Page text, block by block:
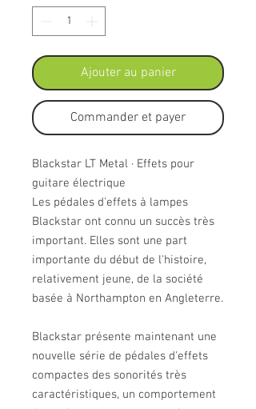
Ajouter au panier
Commander et payer
Blackstar LT Metal · Effets pour
guitare électrique
Les pédales d'effets à lampes
Blackstar ont connu un succès très
important. Elles sont une part
importante du début de l'histoire,
relativement jeune, de la société
basée à Northampton en Angleterre.
Blackstar présente maintenant une
nouvelle série de pédales d'effets
compactes des sonorités très
caractéristiques, un comportement